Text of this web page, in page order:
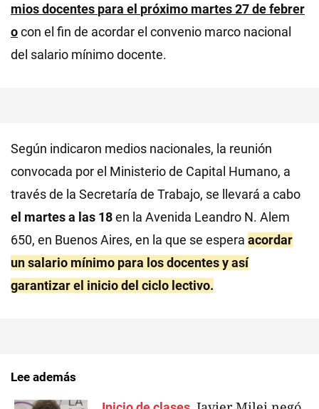
mios docentes para el próximo martes 27 de febrer
ocon el fin de acordar el convenio marco nacional
del salario mínimo docente.
Según indicaron medios nacionales, la reunión
convocada por el Ministerio de Capital Humano, a
través de la Secretaría de Trabajo, se llevará a cabo
el martes a las 18en la Avenida Leandro N. Alem
650, en Buenos Aires, en la que se espera acordar
un salario mínimo para los docentes y así
garantizar el inicio del ciclo lectivo.
Lee además